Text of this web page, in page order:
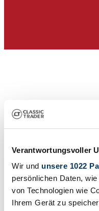
Verantwortungsvoller
Wir und unsere 1022
persönlichen Daten,
von Technologien wie
Ihrem Gerät zu
Venditore